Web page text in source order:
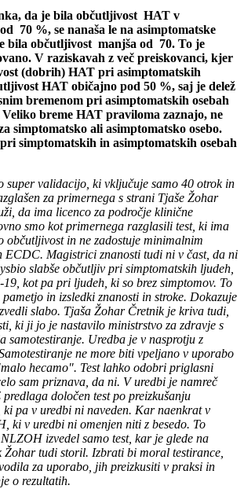
da je bila občutljivost HAT v
70 %, se nanaša le na asimptomatske
bila občutljivost manjša od 70. To je
V raziskavah z več preiskovanci, kjer
(dobrih) HAT pri asimptomatskih
HAT običajno pod 50 %, saj je delež
bremenom pri asimptomatskih osebah
breme HAT praviloma zaznajo, ne
simptomatsko ali asimptomatsko osebo.
simptomatskih in asimptomatskih osebah
super validacijo, ki vključuje samo 40 otrok in
za primernega s strani Tjaše Žohar
da ima licenco za področje klinične
smo kot primernega razglasili test, ki ima
občutljivost in ne zadostuje minimalnim
ECDC. Magistrici znanosti tudi ni v čast, da ni
slabše občutljiv pri simptomatskih ljudeh,
kot pa pri ljudeh, ki so brez simptomov. To
pametjo in izsledki znanosti in stroke. Dokazuje
slabo. Tjaša Žohar Čretnik je kriva tudi,
ki ji jo je nastavilo ministrstvo za zdravje s
samotestiranje. Uredba je v nasprotju z
ne more biti vpeljano v uporabo
hecamo". Test lahko odobri priglasni
sam priznava, da ni. V uredbi je namreč
določen test po preizkušanju
ki pa v uredbi ni naveden. Kar naenkrat v
ki v uredbi ni omenjen niti z besedo. To
izvedel samo test, kar je glede na
Žohar tudi storil. Izbrati bi moral testirance,
za uporabo, jih preizkusiti v praksi in
o rezultatih.